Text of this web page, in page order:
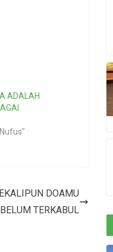
ADALAH
DOAMU
BELUM TERKABUL